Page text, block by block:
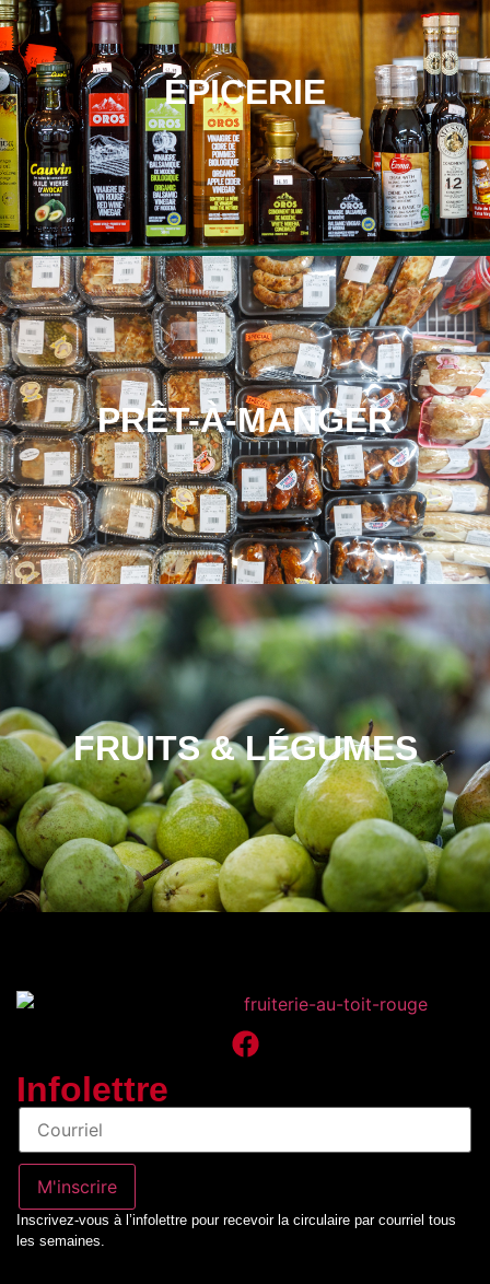
ÉPICERIE
PRÊT-À-MANGER
FRUITS & LÉGUMES
Infolettre
Infolettre
M'inscrire
Inscrivez-vous à l’infolettre pour recevoir la circulaire par courriel tous
les semaines.